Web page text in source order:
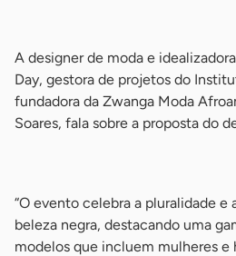
A designer de moda e
Day, gestora de projetos do
fundadora da Zwanga Moda
Soares, fala sobre a proposta do
“O evento celebra a pluralidade e
beleza negra, destacando uma
modelos que incluem mulheres e